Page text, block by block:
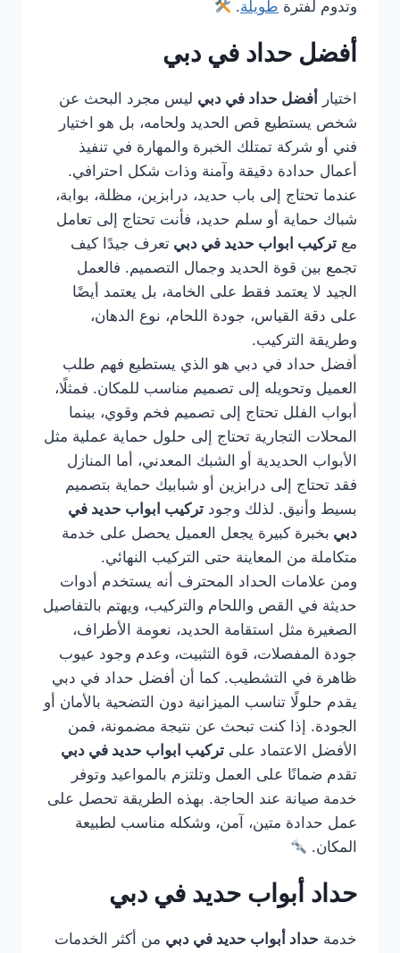
وتدوم لفترة طويلة.
أفضل حداد في دبي
اختيار أفضل حداد في دبي ليس مجرد البحث عن
شخص يستطيع قص الحديد ولحامه، بل هو اختيار
فني أو شركة تمتلك الخبرة والمهارة في تنفيذ
أعمال حدادة دقيقة وآمنة وذات شكل احترافي.
عندما تحتاج إلى باب حديد، درابزين، مظلة، بوابة،
شباك حماية أو سلم حديد، فأنت تحتاج إلى تعامل
مع تركيب ابواب حديد في دبي تعرف جيدًا كيف
تجمع بين قوة الحديد وجمال التصميم. فالعمل
الجيد لا يعتمد فقط على الخامة، بل يعتمد أيضًا
على دقة القياس، جودة اللحام، نوع الدهان،
وطريقة التركيب.
أفضل حداد في دبي هو الذي يستطيع فهم طلب
العميل وتحويله إلى تصميم مناسب للمكان. فمثلًا،
أبواب الفلل تحتاج إلى تصميم فخم وقوي، بينما
المحلات التجارية تحتاج إلى حلول حماية عملية مثل
الأبواب الحديدية أو الشبك المعدني، أما المنازل
فقد تحتاج إلى درابزين أو شبابيك حماية بتصميم
بسيط وأنيق. لذلك وجود تركيب ابواب حديد في
دبي بخبرة كبيرة يجعل العميل يحصل على خدمة
متكاملة من المعاينة حتى التركيب النهائي.
ومن علامات الحداد المحترف أنه يستخدم أدوات
حديثة في القص واللحام والتركيب، ويهتم بالتفاصيل
الصغيرة مثل استقامة الحديد، نعومة الأطراف،
جودة المفصلات، قوة التثبيت، وعدم وجود عيوب
ظاهرة في التشطيب. كما أن أفضل حداد في دبي
يقدم حلولًا تناسب الميزانية دون التضحية بالأمان أو
الجودة. إذا كنت تبحث عن نتيجة مضمونة، فمن
الأفضل الاعتماد على تركيب ابواب حديد في دبي
تقدم ضمانًا على العمل وتلتزم بالمواعيد وتوفر
خدمة صيانة عند الحاجة. بهذه الطريقة تحصل على
عمل حدادة متين، آمن، وشكله مناسب لطبيعة
المكان.
حداد أبواب حديد في دبي
خدمة حداد أبواب حديد في دبي من أكثر الخدمات